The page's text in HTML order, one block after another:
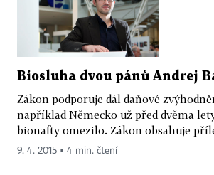
Biosluha dvou pánů Andrej
Zákon podporuje dál daňové
například Německo už před dvěma
bionafty omezilo. Zákon obsahuje
9. 4. 2015 ▪ 4 min. čtení